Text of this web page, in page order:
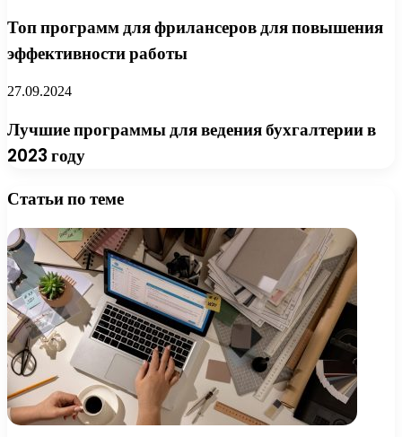
Топ программ для фрилансеров для повышения
эффективности работы
27.09.2024
Лучшие программы для ведения бухгалтерии в
2023 году
Статьи по теме